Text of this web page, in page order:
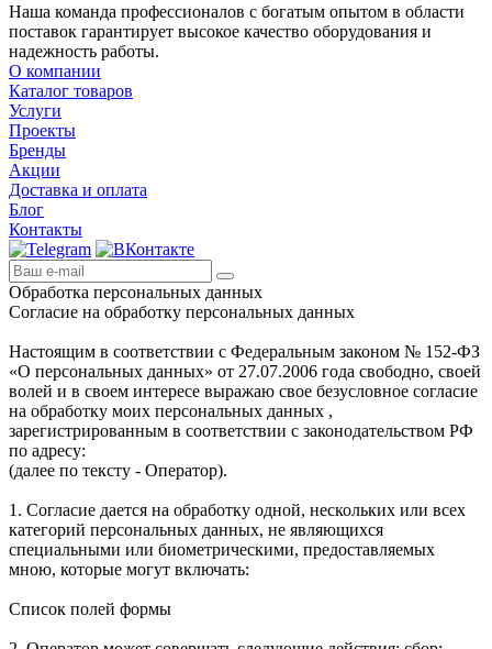
Наша команда профессионалов с богатым опытом в области
поставок гарантирует высокое качество оборудования и
надежность работы.
О компании
Каталог товаров
Услуги
Проекты
Бренды
Акции
Доставка и оплата
Блог
Контакты
Обработка персональных данных
Согласие на обработку персональных данных
Настоящим в соответствии с Федеральным законом № 152-ФЗ
«О персональных данных» от 27.07.2006 года свободно, своей
волей и в своем интересе выражаю свое безусловное согласие
на обработку моих персональных данных ,
зарегистрированным в соответствии с законодательством РФ
по адресу:
(далее по тексту - Оператор).
1. Согласие дается на обработку одной, нескольких или всех
категорий персональных данных, не являющихся
специальными или биометрическими, предоставляемых
мною, которые могут включать:
Список полей формы